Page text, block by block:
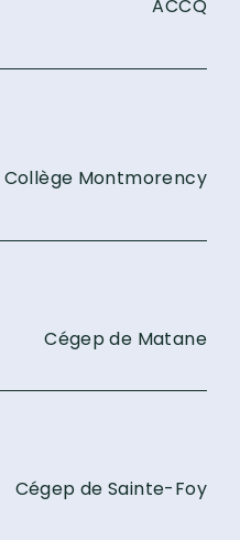
ACCQ
Collège Montmorency
Cégep de Matane
Cégep de Sainte-Foy